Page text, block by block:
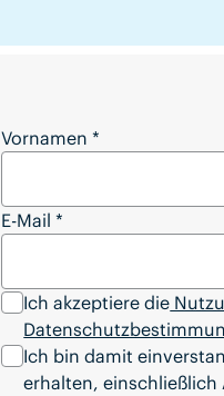
Möchten Sie den
Vornamen *
E-Mail *
Ich akzeptiere die
Ich bin damit
erhalten,